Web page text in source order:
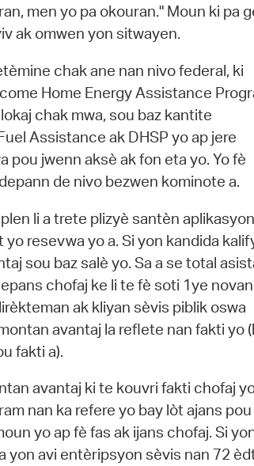
men yo pa okouran." Moun ki pa
ak omwen yon sitwayen.
chak ane nan nivo federal, ki
Home Energy Assistance
chak mwa, sou baz kantite
Assistance ak DHSP yo ap jere
pou jwenn aksè ak fon eta yo. Yo fè
de nivo bezwen kominote a.
li a trete plizyè santèn aplikasyon
resevwa yo a. Si yon kandida
sou baz salè yo. Sa a se total
chofaj ke li te fè soti 1ye
ak kliyan sèvis piblik oswa
avantaj la reflete nan fakti yo
fakti a).
avantaj ki te kouvri fakti chofaj
nan ka refere yo bay lòt ajans pou
yo ap fè fas ak ijans chofaj. Si
yon avi entèripsyon sèvis nan 72